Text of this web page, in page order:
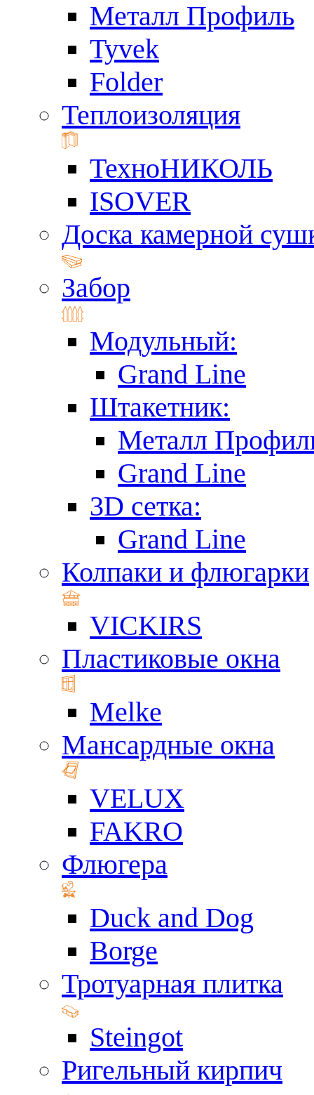
Металл Профиль
Tyvek
Folder
Теплоизоляция
ТехноНИКОЛЬ
ISOVER
Доска камерной
Забор
Модульный:
Grand Line
Штакетник:
Металл
Grand Line
3D сетка:
Grand Line
Колпаки и флюгарки
VICKIRS
Пластиковые окна
Melke
Мансардные окна
VELUX
FAKRO
Флюгера
Duck and Dog
Borge
Тротуарная плитка
Steingot
Ригельный кирпич